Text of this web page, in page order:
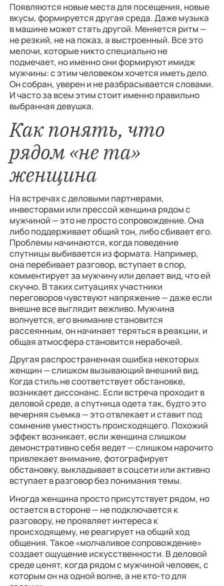
Появляются новые места для посещения, новые
вкусы, формируется другая среда. Даже музыка
в машине может стать другой. Меняется ритм —
не резкий, не на показ, а выстроенный. Все это
мелочи, которые никто специально не
подмечает, но именно они формируют имидж
мужчины: с этим человеком хочется иметь дело.
Он собран, уверен и не разбрасывается словами.
И часто за всем этим стоит именно правильно
выбранная девушка.
Как понять, что
рядом «не та»
женщина
На встречах с деловыми партнерами,
инвесторами или прессой женщина рядом с
мужчиной — это не просто сопровождение. Она
либо поддерживает общий тон, либо сбивает его.
Проблемы начинаются, когда поведение
спутницы выбивается из формата. Например,
она перебивает разговор, вступает в спор,
комментирует за мужчину или делает вид, что ей
скучно. В таких ситуациях участники
переговоров чувствуют напряжение — даже если
внешне все выглядит вежливо. Мужчина
волнуется, его внимание становится
рассеянным, он начинает теряться в реакции, и
общая атмосфера становится нерабочей.
Другая распространенная ошибка некоторых
женщин — слишком вызывающий внешний вид.
Когда стиль не соответствует обстановке,
возникает диссонанс. Если встреча проходит в
деловой среде, а спутница одета так, будто это
вечерняя съемка — это отвлекает и ставит под
сомнение уместность происходящего. Похожий
эффект возникает, если женщина слишком
демонстративно себя ведет — слишком нарочито
привлекает внимание, фотографирует
обстановку, выкладывает в соцсети или активно
вступает в разговор без понимания темы.
Иногда женщина просто присутствует рядом, но
остается в стороне — не подключается к
разговору, не проявляет интереса к
происходящему, не реагирует на общий ход
общения. Такое «молчаливое сопровождение»
создает ощущение искусственности. В деловой
среде ценят, когда рядом с мужчиной человек, с
которым он на одной волне, а не кто-то для